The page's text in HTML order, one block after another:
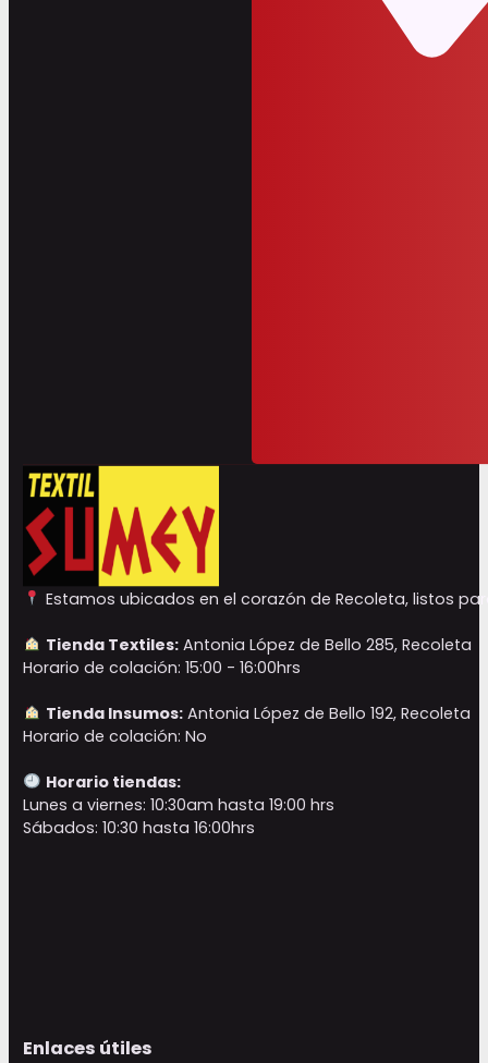
Estamos ubicados en el corazón de Recoleta, listos
Tienda Textiles:Antonia López de Bello 285, Recoleta
Horario de colación: 15:00 - 16:00hrs
Tienda Insumos:Antonia López de Bello 192, Recoleta
Horario de colación: No
Horario tiendas:
Lunes a viernes: 10:30am hasta 19:00 hrs
Sábados: 10:30 hasta 16:00hrs
Enlaces útiles